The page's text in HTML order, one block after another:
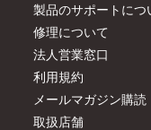
製品のサポートにつ
修理について
法人営業窓口
利用規約
メールマガジン購読
取扱店舗